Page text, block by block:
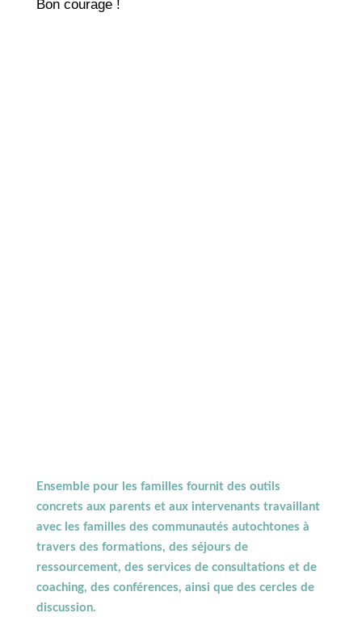
Bon courage !
Ensemble pour les familles fournit des outils
concrets aux parents et aux intervenants travaillant
avec les familles des communautés autochtones à
travers des formations, des séjours de
ressourcement, des services de consultations et de
coaching, des conférences, ainsi que des cercles de
discussion.